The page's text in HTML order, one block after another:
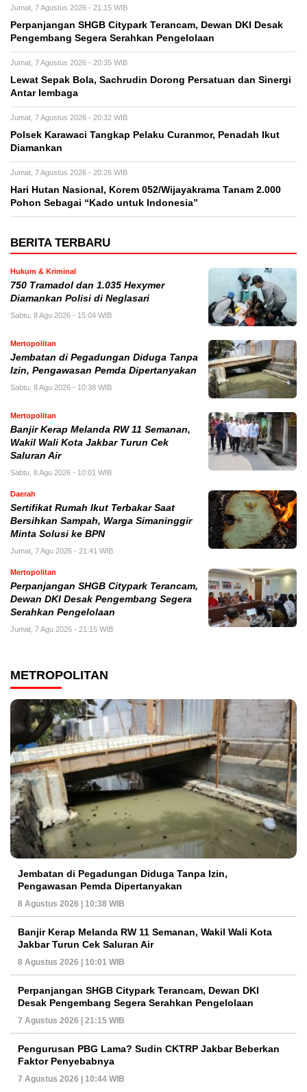
Jumat, 7 Agustus 2026 - 21:15 WIB
Perpanjangan SHGB Citypark Terancam, Dewan DKI Desak
Pengembang Segera Serahkan Pengelolaan
Jumat, 7 Agustus 2026 - 20:35 WIB
Lewat Sepak Bola, Sachrudin Dorong Persatuan dan Sinergi
Antar lembaga
Jumat, 7 Agustus 2026 - 20:32 WIB
Polsek Karawaci Tangkap Pelaku Curanmor, Penadah Ikut
Diamankan
Jumat, 7 Agustus 2026 - 20:26 WIB
Hari Hutan Nasional, Korem 052/Wijayakrama Tanam 2.000
Pohon Sebagai “Kado untuk Indonesia”
BERITA TERBARU
Hukum & Kriminal
750 Tramadol dan 1.035 Hexymer
Diamankan Polisi di Neglasari
Sabtu, 8 Agu 2026 - 15:04 WIB
Mertopolitan
Jembatan di Pegadungan Diduga Tanpa
Izin, Pengawasan Pemda Dipertanyakan
Sabtu, 8 Agu 2026 - 10:38 WIB
Mertopolitan
Banjir Kerap Melanda RW 11 Semanan,
Wakil Wali Kota Jakbar Turun Cek
Saluran Air
Sabtu, 8 Agu 2026 - 10:01 WIB
Daerah
Sertifikat Rumah Ikut Terbakar Saat
Bersihkan Sampah, Warga Simaninggir
Minta Solusi ke BPN
Jumat, 7 Agu 2026 - 21:41 WIB
Mertopolitan
Perpanjangan SHGB Citypark Terancam,
Dewan DKI Desak Pengembang Segera
Serahkan Pengelolaan
Jumat, 7 Agu 2026 - 21:15 WIB
METROPOLITAN
Jembatan di Pegadungan Diduga Tanpa Izin,
Pengawasan Pemda Dipertanyakan
8 Agustus 2026 | 10:38 WIB
Banjir Kerap Melanda RW 11 Semanan, Wakil Wali Kota
Jakbar Turun Cek Saluran Air
8 Agustus 2026 | 10:01 WIB
Perpanjangan SHGB Citypark Terancam, Dewan DKI
Desak Pengembang Segera Serahkan Pengelolaan
7 Agustus 2026 | 21:15 WIB
Pengurusan PBG Lama? Sudin CKTRP Jakbar Beberkan
Faktor Penyebabnya
7 Agustus 2026 | 10:44 WIB